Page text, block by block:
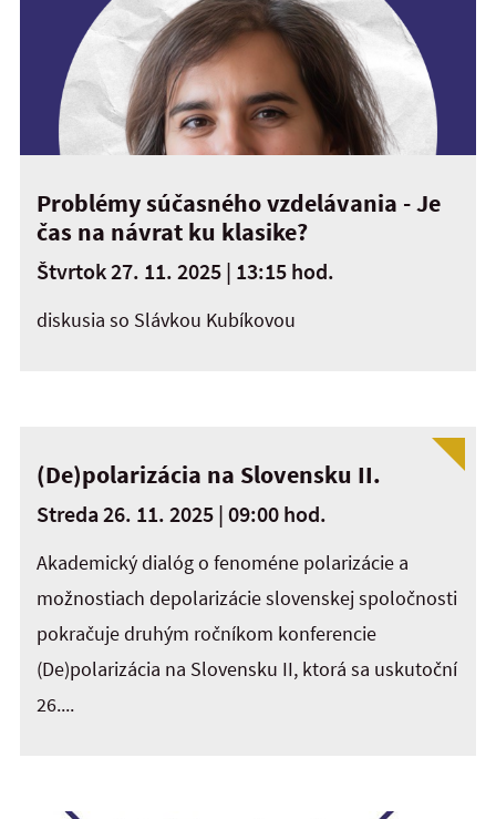
Problémy súčasného vzdelávania - Je
čas na návrat ku klasike?
Štvrtok 27. 11. 2025 | 13:15 hod.
diskusia so Slávkou Kubíkovou
(De)polarizácia na Slovensku II.
Streda 26. 11. 2025 | 09:00 hod.
Akademický dialóg o fenoméne polarizácie a
možnostiach depolarizácie slovenskej spoločnosti
pokračuje druhým ročníkom konferencie
(De)polarizácia na Slovensku II, ktorá sa uskutoční
26....